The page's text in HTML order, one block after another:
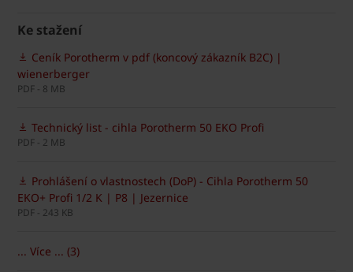
Ke stažení
Ceník Porotherm v pdf (koncový zákazník B2C) |
wienerberger
PDF - 8 MB
Technický list - cihla Porotherm 50 EKO Profi
PDF - 2 MB
Prohlášení o vlastnostech (DoP) - Cihla Porotherm 50
EKO+ Profi 1/2 K | P8 | Jezernice
PDF - 243 KB
... Více ... (3)